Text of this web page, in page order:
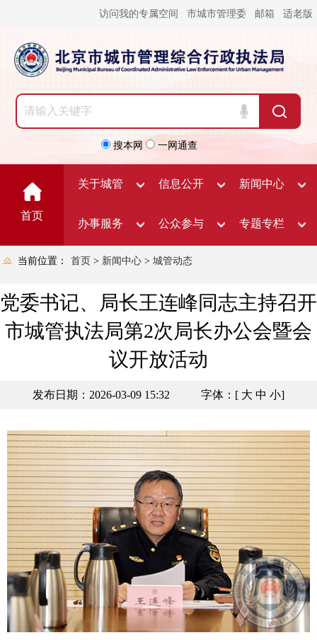
访问我的专属空间 市城市管理委 邮箱 适老版
搜本网 一网通查
首页
关于城管 信息公开 新闻中心
办事服务 公众参与 专题专栏
当前位置： 首页 > 新闻中心 > 城管动态
党委书记、局长王连峰同志主持召开
市城管执法局第2次局长办公会暨会
议开放活动
发布日期：2026-03-09 15:32 字体：[ 大 中 小]